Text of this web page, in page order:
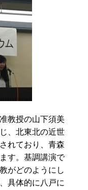
教授の山下須美
、北東北の近世
れており、青森
す。基調講演で
がどのようにし
具体的に八戸に